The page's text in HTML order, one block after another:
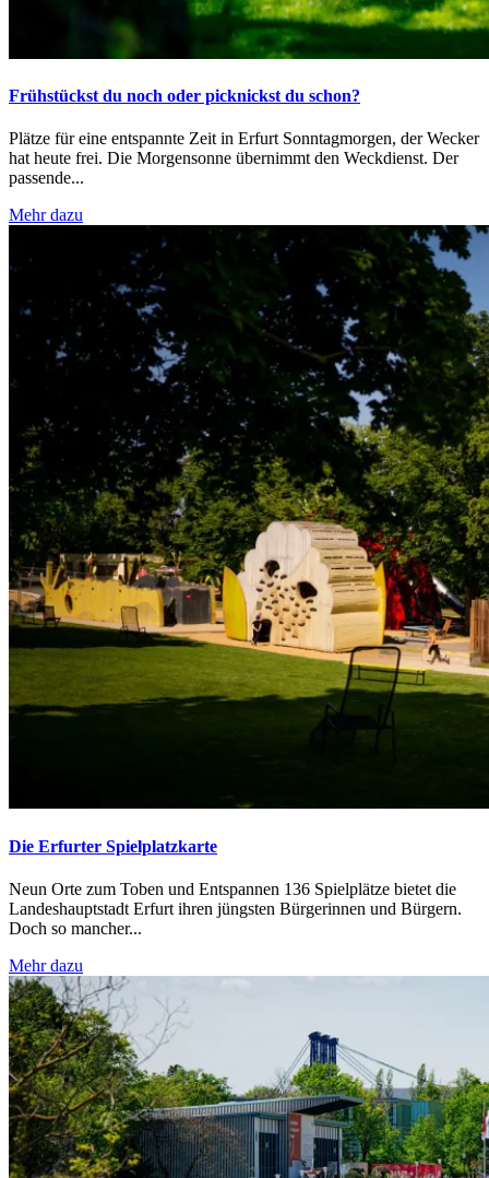
Frühstückst du noch oder picknickst du schon?
Plätze für eine entspannte Zeit in Erfurt Sonntagmorgen, der Wecker
hat heute frei. Die Morgensonne übernimmt den Weckdienst. Der
passende...
Mehr dazu
Die Erfurter Spielplatzkarte
Neun Orte zum Toben und Entspannen 136 Spielplätze bietet die
Landeshauptstadt Erfurt ihren jüngsten Bürgerinnen und Bürgern.
Doch so mancher...
Mehr dazu